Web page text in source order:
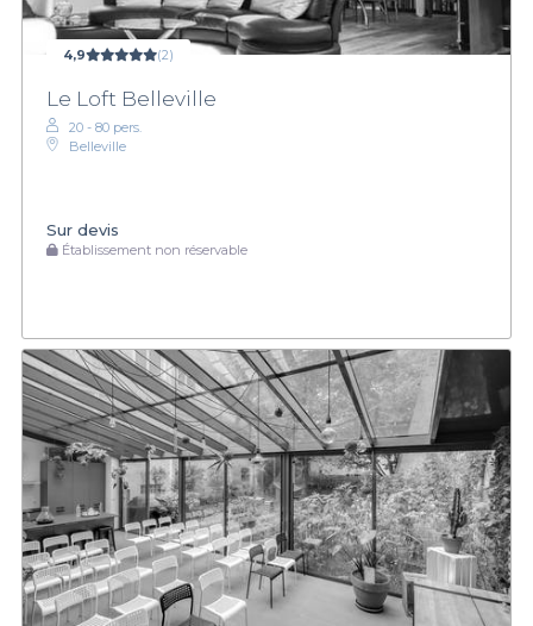
4,9 (2)
Le Loft Belleville
20 - 80 pers.
Belleville
Sur devis
Établissement non réservable